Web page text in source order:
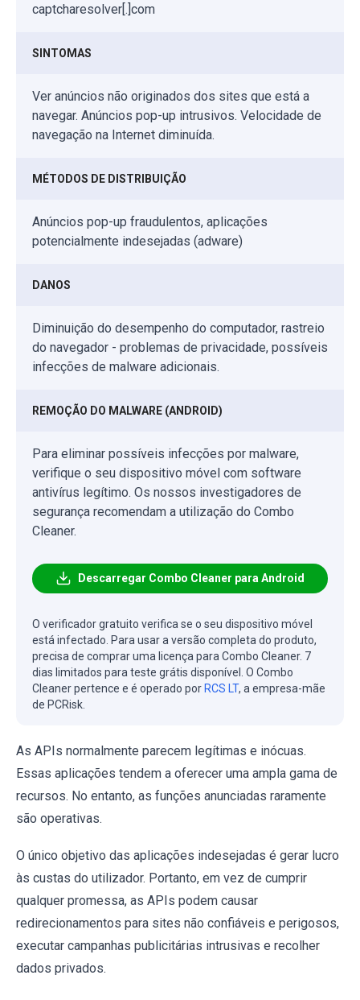
captcharesolver[.]com
SINTOMAS
Ver anúncios não originados dos sites que está a
navegar. Anúncios pop-up intrusivos. Velocidade de
navegação na Internet diminuída.
MÉTODOS DE DISTRIBUIÇÃO
Anúncios pop-up fraudulentos, aplicações
potencialmente indesejadas (adware)
DANOS
Diminuição do desempenho do computador, rastreio
do navegador - problemas de privacidade, possíveis
infecções de malware adicionais.
REMOÇÃO DO MALWARE (ANDROID)
Para eliminar possíveis infecções por malware,
verifique o seu dispositivo móvel com software
antivírus legítimo. Os nossos investigadores de
segurança recomendam a utilização do Combo
Cleaner.
Descarregar Combo Cleaner para Android
O verificador gratuito verifica se o seu dispositivo móvel
está infectado. Para usar a versão completa do produto,
precisa de comprar uma licença para Combo Cleaner. 7
dias limitados para teste grátis disponível. O Combo
Cleaner pertence e é operado por RCS LT, a empresa-mãe
de PCRisk.
As APIs normalmente parecem legítimas e inócuas.
Essas aplicações tendem a oferecer uma ampla gama de
recursos. No entanto, as funções anunciadas raramente
são operativas.
O único objetivo das aplicações indesejadas é gerar lucro
às custas do utilizador. Portanto, em vez de cumprir
qualquer promessa, as APIs podem causar
redirecionamentos para sites não confiáveis ​​e perigosos,
executar campanhas publicitárias intrusivas e recolher
dados privados.